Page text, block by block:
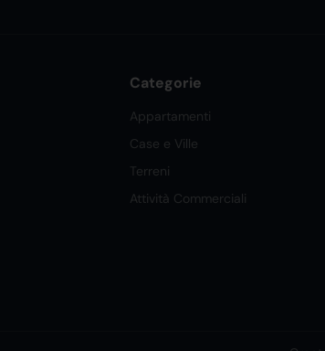
Categorie
Appartamenti
Case e Ville
Terreni
Attività Commerciali